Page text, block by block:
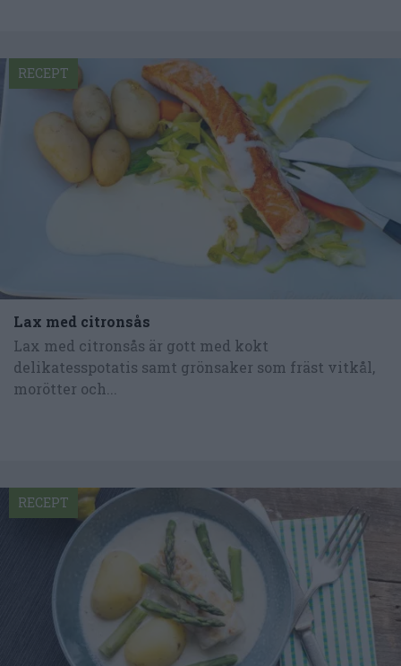
Lax med citronsås
Lax med citronsås är gott med kokt
delikatesspotatis samt grönsaker som fräst vitkål,
morötter och...
RECEPT
RECEPT